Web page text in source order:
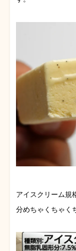
アイスクリーム規
分めちゃくちゃく